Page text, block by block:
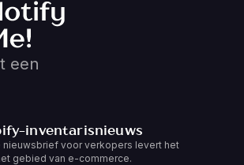
een
inventarisnieuws
nieuwsbrief voor verkopers levert het
gebied van e-commerce.